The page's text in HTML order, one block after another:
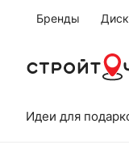
Бренды
Идеи для